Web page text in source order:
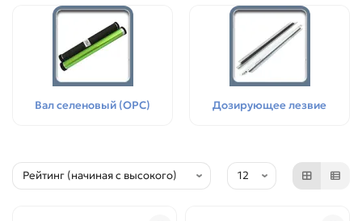
Вал селеновый (OPC) Дозирующее лезвие